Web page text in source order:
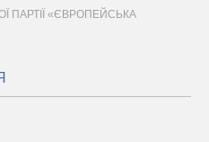
ПАРТІЇ «ЄВРОПЕЙСЬКА